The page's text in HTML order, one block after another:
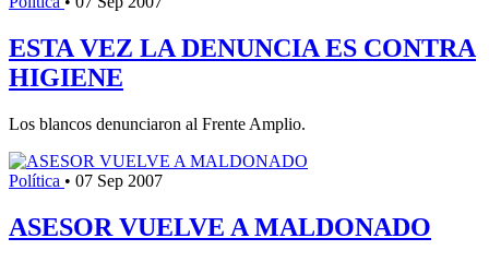
ESTA VEZ LA DENUNCIA ES CONTRA
HIGIENE
Los blancos denunciaron al Frente Amplio.
Política • 07 Sep 2007
ASESOR VUELVE A MALDONADO